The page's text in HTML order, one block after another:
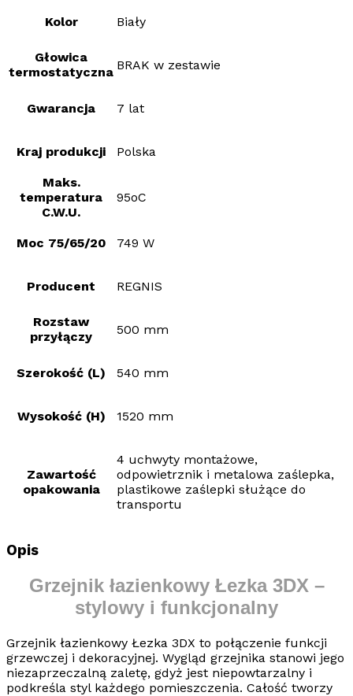
Kolor Biały
Głowica
termostatyczna BRAK w zestawie
Gwarancja 7 lat
Kraj produkcji Polska
Maks.
temperatura
C.W.U.
95oC
Moc 75/65/20 749 W
Producent REGNIS
Rozstaw
przyłączy
500 mm
Szerokość (L) 540 mm
Wysokość (H) 1520 mm
Zawartość
opakowania
4 uchwyty montażowe,
odpowietrznik i metalowa zaślepka,
plastikowe zaślepki służące do
transportu
Opis
Grzejnik łazienkowy Łezka 3DX –
stylowy i funkcjonalny
Grzejnik łazienkowy Łezka 3DX to połączenie funkcji
grzewczej i dekoracyjnej. Wygląd grzejnika stanowi jego
niezaprzeczalną zaletę, gdyż jest niepowtarzalny i
podkreśla styl każdego pomieszczenia. Całość tworzy